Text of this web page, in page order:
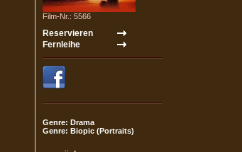
Film-Nr.: 5566
Genre: Drama
Genre: Biopic (Portraits)